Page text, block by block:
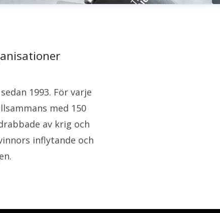
1993. För varje
med 150
av krig och
inflytande och